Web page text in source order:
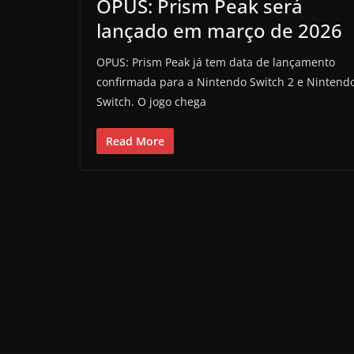
OPUS: Prism Peak será
lançado em março de 2026
OPUS: Prism Peak já tem data de lançamento
confirmada para a Nintendo Switch 2 e
Switch. O jogo chega
Read More